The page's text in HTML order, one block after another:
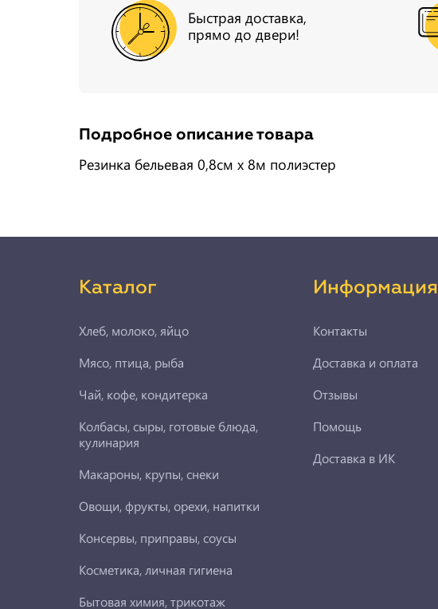
Быстрая доставка,
прямо до двери!
Подробное описание товара
Резинка бельевая 0,8см х 8м полиэстер
Каталог
Хлеб, молоко, яйцо
Мясо, птица, рыба
Чай, кофе, кондитерка
Колбасы, сыры, готовые блюда,
кулинария
Макароны, крупы, снеки
Овощи, фрукты, орехи, напитки
Консервы, приправы, соусы
Косметика, личная гигиена
Бытовая химия, трикотаж
Информация
Контакты
Доставка и оплата
Отзывы
Помощь
Доставка в ИК